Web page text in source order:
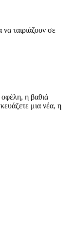
ταιριάζουν σε
οφέλη, η βαθιά
μια νέα, η